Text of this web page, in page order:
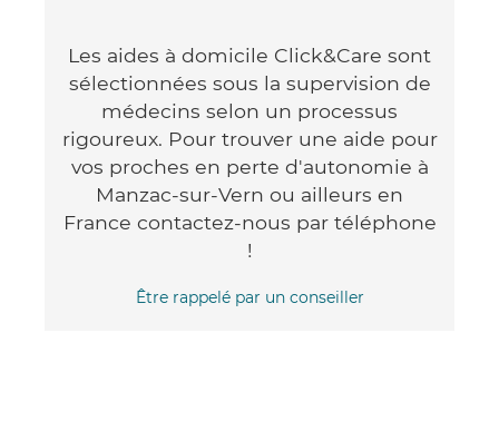
Les aides à domicile Click&Care sont
sélectionnées sous la supervision de
médecins selon un processus
rigoureux. Pour trouver une aide pour
vos proches en perte d'autonomie à
Manzac-sur-Vern ou ailleurs en
France contactez-nous par téléphone
!
Être rappelé par un conseiller